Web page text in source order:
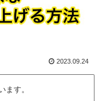
2023.09.24
ます。